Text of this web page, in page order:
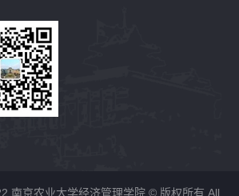
南京农业大学经济管理学院 © 版权所有 All